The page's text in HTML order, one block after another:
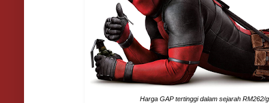
Harga GAP tertinggi dalam sejarah RM262/